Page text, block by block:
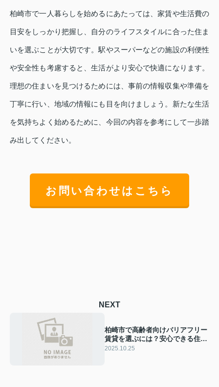
柏崎市で一人暮らしを始めるにあたっては、家賃や生活費の
目安をしっかり把握し、自分のライフスタイルに合った住ま
いを選ぶことが大切です。駅やスーパーなどの施設の利便性
や安全性も考慮すると、生活がより安心で快適になります。
理想の住まいを見つけるためには、事前の情報収集や準備を
丁寧に行い、地域の情報にも目を向けましょう。新たな生活
を気持ちよく始めるために、今回の内容を参考にして一歩踏
み出してください。
お問い合わせはこちら
NEXT
柏崎市で高齢者向けバリアフリー
賃貸を選ぶには？安心できる住ま
い探しのポイントをご紹介
2025.10.25